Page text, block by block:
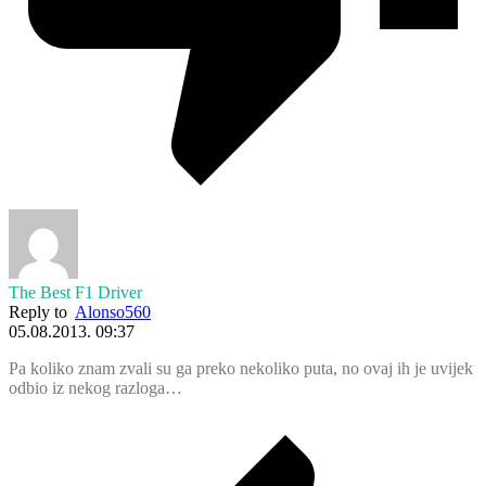
The Best F1 Driver
Reply to Alonso560
05.08.2013. 09:37
Pa koliko znam zvali su ga preko nekoliko puta, no ovaj ih je uvijek
odbio iz nekog razloga…